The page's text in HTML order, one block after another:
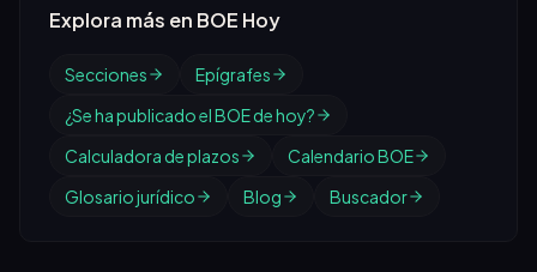
Explora más en BOE Hoy
Secciones
Epígrafes
¿Se ha publicado el BOE de hoy?
Calculadora de plazos
Calendario BOE
Glosario jurídico
Blog Buscador